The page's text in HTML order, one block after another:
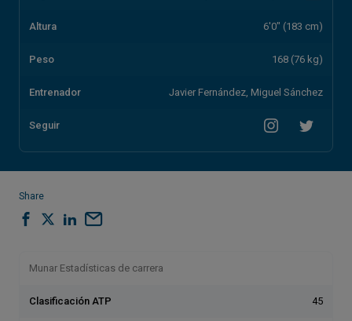
Altura 6'0" (183 cm)
Peso 168 (76 kg)
Entrenador Javier Fernández, Miguel Sánchez
Seguir
Share
Munar Estadísticas de carrera
Clasificación ATP 45